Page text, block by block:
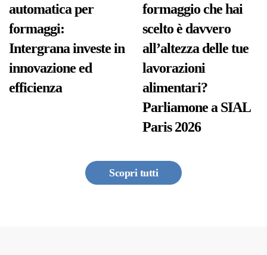
automatica per
formaggi:
Intergrana investe in
innovazione ed
efficienza
formaggio che hai
scelto è davvero
all’altezza delle tue
lavorazioni
alimentari?
Parliamone a SIAL
Paris 2026
Scopri tutti